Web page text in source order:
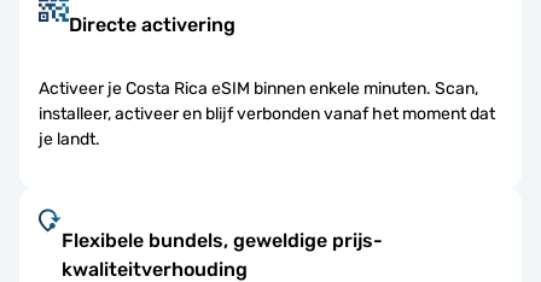
Directe activering
Activeer je Costa Rica eSIM binnen enkele minuten. Scan,
installeer, activeer en blijf verbonden vanaf het moment dat
je landt.
Flexibele bundels, geweldige prijs-
kwaliteitverhouding